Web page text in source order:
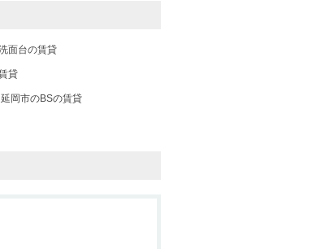
面台の賃貸
貸
延岡市のBSの賃貸